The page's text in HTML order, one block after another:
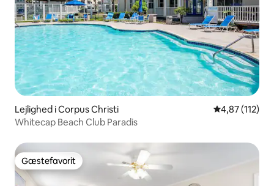
Lejlighed i Corpus Christi 4,87 ud af 5 i
4,87 (112)
Whitecap Beach Club Paradis
Gæstefavorit
Gæstefavorit